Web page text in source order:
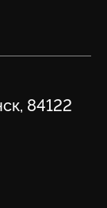
84122